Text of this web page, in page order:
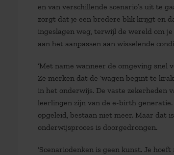
en van verschillende scenario’s uit te
zorgt dat je een bredere blik krijgt en
ingeslagen weg, terwijl de wereld om
aan het aanpassen aan wisselende
‘Met name wanneer de omgeving
Ze merken dat de ‘wagen begint te
in het onderwijs. De vaste zekerheden
leerlingen zijn van de e-birth
opgeleid, bestaan niet meer. Maar dat
onderwijsproces is doorgedrongen.
‘Scenariodenken is geen kunst. Je